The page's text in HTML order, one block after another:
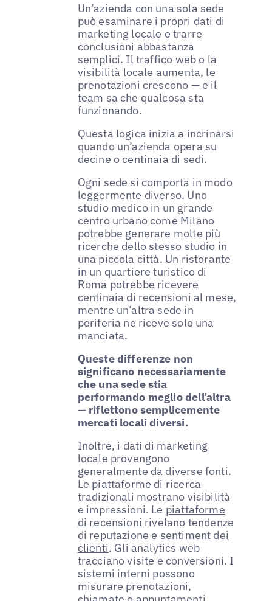
Un’azienda con una sola sede
può esaminare i propri dati di
marketing locale e trarre
conclusioni abbastanza
semplici. Il traffico web o la
visibilità locale aumenta, le
prenotazioni crescono — e il
team sa che qualcosa sta
funzionando.
Questa logica inizia a incrinarsi
quando un’azienda opera su
decine o centinaia di sedi.
Ogni sede si comporta in modo
leggermente diverso. Uno
studio medico in un grande
centro urbano come Milano
potrebbe generare molte più
ricerche dello stesso studio in
una piccola città. Un ristorante
in un quartiere turistico di
Roma potrebbe ricevere
centinaia di recensioni al mese,
mentre un’altra sede in
periferia ne riceve solo una
manciata.
Queste differenze non
significano necessariamente
che una sede stia
performando meglio dell’altra
— riflettono semplicemente
mercati locali diversi.
Inoltre, i dati di marketing
locale provengono
generalmente da diverse fonti.
Le piattaforme di ricerca
tradizionali mostrano visibilità
e impressioni. Le piattaforme
di recensioni rivelano tendenze
di reputazione e sentiment dei
clienti. Gli analytics web
tracciano visite e conversioni. I
sistemi interni possono
misurare prenotazioni,